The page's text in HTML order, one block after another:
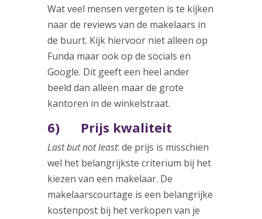
Wat veel mensen vergeten is te kijken
naar de reviews van de makelaars in
de buurt. Kijk hiervoor niet alleen op
Funda maar ook op de socials en
Google. Dit geeft een heel ander
beeld dan alleen maar de grote
kantoren in de winkelstraat.
6) Prijs kwaliteit
Last but not least: de prijs is misschien
wel het belangrijkste criterium bij het
kiezen van een makelaar. De
makelaarscourtage is een belangrijke
kostenpost bij het verkopen van je